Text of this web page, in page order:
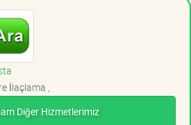
İlaçlama ,
Diğer Hizmetlerimiz